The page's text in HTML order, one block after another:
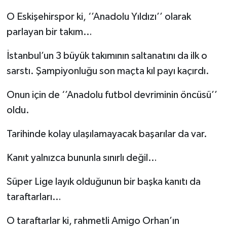
O Eskişehirspor ki, ‘’Anadolu Yıldızı’’ olarak
parlayan bir takım…
İstanbul’un 3 büyük takımının saltanatını da ilk o
sarstı. Şampiyonluğu son maçta kıl payı kaçırdı.
Onun için de ‘’Anadolu futbol devriminin öncüsü’’
oldu.
Tarihinde kolay ulaşılamayacak başarılar da var.
Kanıt yalnızca bununla sınırlı değil…
Süper Lige layık olduğunun bir başka kanıtı da
taraftarları…
O taraftarlar ki, rahmetli Amigo Orhan’ın